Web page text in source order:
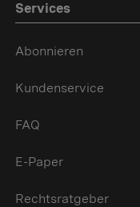
Services
Abonnieren
Kundenservice
FAQ
E-Paper
Rechtsratgeber